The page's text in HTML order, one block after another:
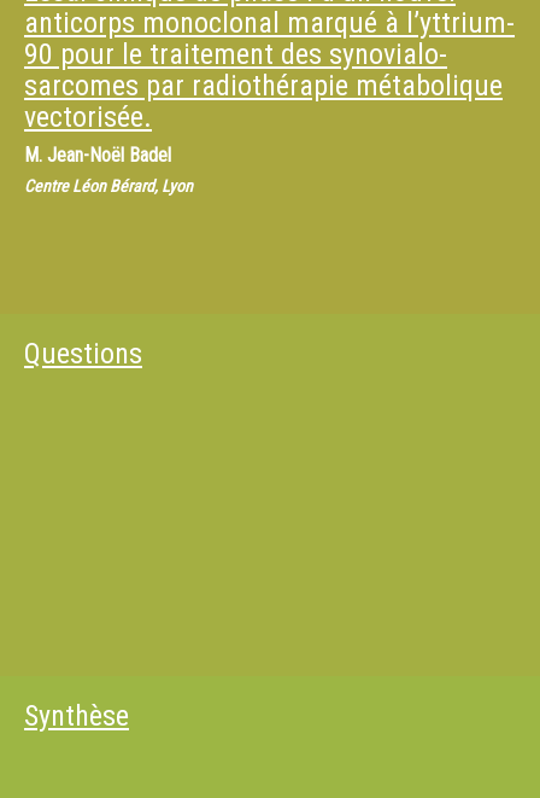
anticorps monoclonal marqué à l’yttrium-
90 pour le traitement des synovialo-
sarcomes par radiothérapie métabolique
vectorisée.
M. Jean-Noël Badel
Centre Léon Bérard, Lyon
Questions
Synthèse